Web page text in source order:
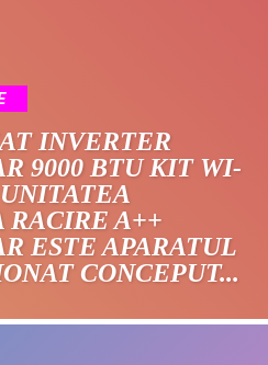
INVERTER
9000 BTU KIT WI-
RACIRE A++
ESTE APARATUL
CONCEPUT...